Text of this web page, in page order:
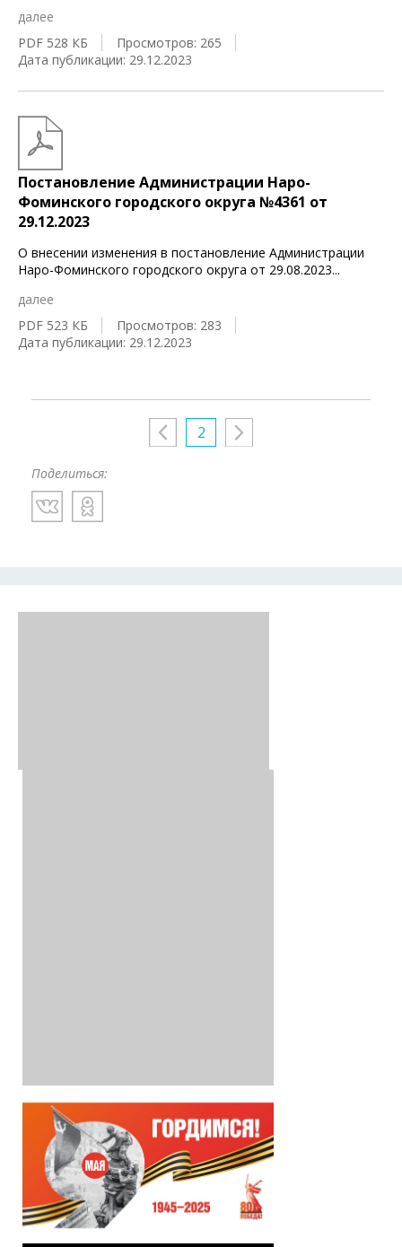
далее
PDF 528 КБ
Просмотров: 265
Дата публикации: 29.12.2023
Постановление Администрации Наро-
Фоминского городского округа №4361 от
29.12.2023
О внесении изменения в постановление Администрации
Наро-Фоминского городского округа от 29.08.2023...
далее
PDF 523 КБ
Просмотров: 283
Дата публикации: 29.12.2023
2
Поделиться: